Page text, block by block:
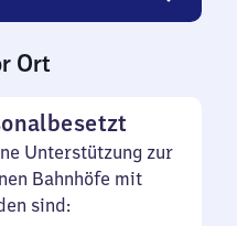
Ort
Unterstützung zur
Bahnhöfe mit
sind: